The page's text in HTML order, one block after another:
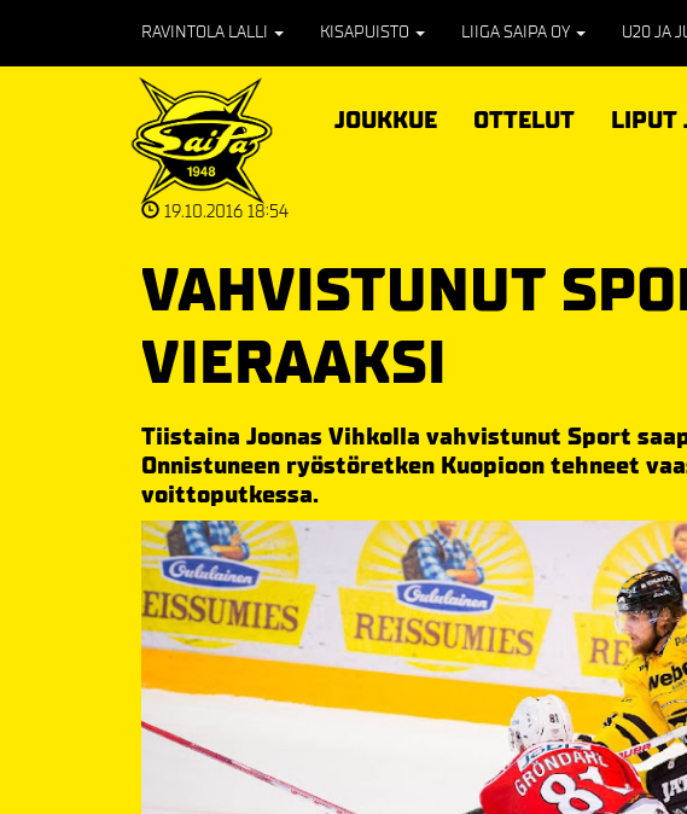
RAVINTOLA LALLI KISAPUISTO LIIGA SAIPA OY U20 JA
JOUKKUE OTTELUT LIPUT
19.10.2016 18:54
VAHVISTUNUT
VIERAAKSI
Tiistaina Joonas Vihkolla vahvistunut Sport
Onnistuneen ryöstöretken Kuopioon tehneet
voittoputkessa.